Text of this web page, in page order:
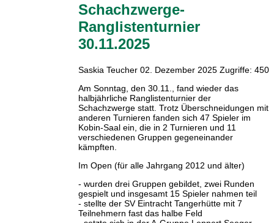
Schachzwerge-
Ranglistenturnier
30.11.2025
Saskia Teucher 02. Dezember 2025 Zugriffe: 450
Am Sonntag, den 30.11., fand wieder das
halbjährliche Ranglistenturnier der
Schachzwerge statt. Trotz Überschneidungen mit
anderen Turnieren fanden sich 47 Spieler im
Kobin-Saal ein, die in 2 Turnieren und 11
verschiedenen Gruppen gegeneinander
kämpften.
Im Open (für alle Jahrgang 2012 und älter)
- wurden drei Gruppen gebildet, zwei Runden
gespielt und insgesamt 15 Spieler nahmen teil
- stellte der SV Eintracht Tangerhütte mit 7
Teilnehmern fast das halbe Feld